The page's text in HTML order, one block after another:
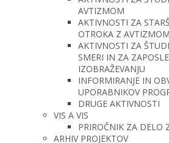
AVTIZMOM
AKTIVNOSTI ZA
OTROKA Z AVTIZMOM
AKTIVNOSTI ZA
SMERI IN ZA
IZOBRAŽEVANJU
INFORMIRANJE IN
UPORABNIKOV
DRUGE AKTIVNOSTI
VIS A VIS
PRIROČNIK ZA DELO
ARHIV PROJEKTOV